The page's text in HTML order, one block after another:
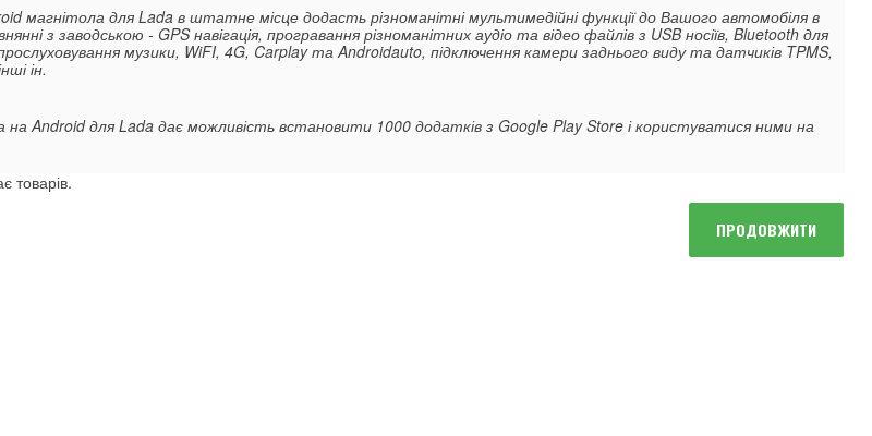
магнітола для Lada в штатне місце додасть різноманітні мультимедійні функції до Вашого автомобіля в
з заводською - GPS навігація, програвання різноманітних аудіо та відео файлів з USB носіїв, Bluetooth для
музики, WiFI, 4G, Carplay та Androidauto, підключення камери заднього виду та датчиків TPMS,
ін.
Android для Lada дає можливість встановити 1000 додатків з Google Play Store і користуватися ними на
товарів.
ПРОДОВЖИТИ